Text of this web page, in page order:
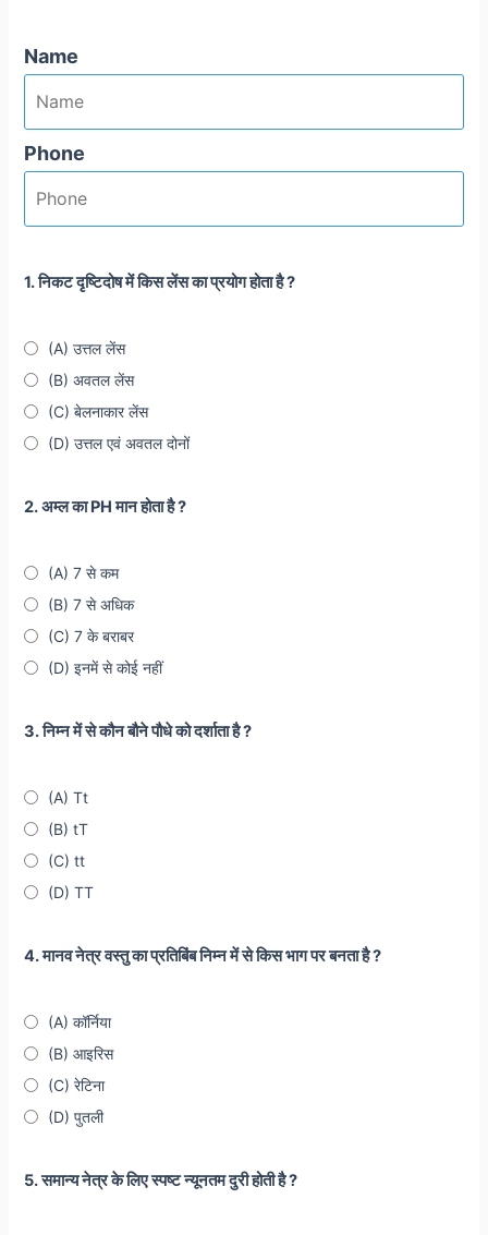
Name
Phone
1. निकट दृष्टिदोष में किस लेंस का प्रयोग होता है ?
(A) उत्तल लेंस
(B) अवतल लेंस
(C) बेलनाकार लेंस
(D) उत्तल एवं अवतल दोनों
2. अम्ल का PH मान होता है ?
(A) 7 से कम
(B) 7 से अधिक
(C) 7 के बराबर
(D) इनमें से कोई नहीं
3. निम्न में से कौन बौने पौधे को दर्शाता है ?
(A) Tt
(B) tT
(C) tt
(D) TT
4. मानव नेत्र वस्तु का प्रतिबिंब निम्न में से किस भाग पर बनता है ?
(A) कॉर्निया
(B) आइरिस
(C) रेटिना
(D) पुतली
5. समान्य नेत्र के लिए स्पष्ट न्यूनतम दुरी होती है ?